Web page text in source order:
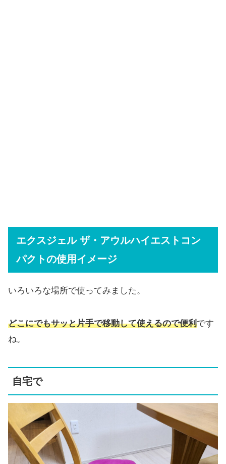
エクスジェル ザ・アウルハイエストコン
パクトの使用イメージ
いろいろな場所で使ってみました。
どこにでもサッと片手で移動して使えるので便利です
ね。
自宅で